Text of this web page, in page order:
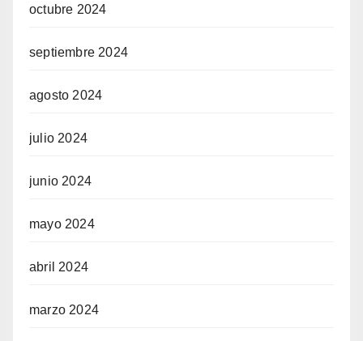
octubre 2024
septiembre 2024
agosto 2024
julio 2024
junio 2024
mayo 2024
abril 2024
marzo 2024